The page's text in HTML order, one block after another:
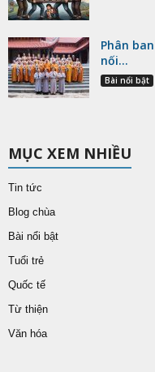
Phân
nối...
Bài nổi bật
MỤC XEM NHIỀU
Tin tức
Blog chùa
Bài nổi bật
Tuổi trẻ
Quốc tế
Từ thiện
Văn hóa